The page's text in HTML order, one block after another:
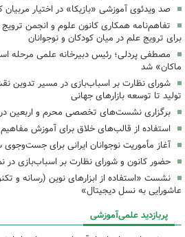
‌صد ویدئوی آموزشی «بازیکا» در اختیار مربیان
تفاهم‌نامه همکاری کانون علوم و انجمن
برای ترویج علم در میان کودکان و نوجوانان
مصطفی پردلی؛ رئیس دبیرخانه علمی مرحله
ماکان» شد
شورای نظارت بر اسباب‌بازی در مسیر تدوین
تولید تا توسعه بازارهای جهانی
برگزاری نشست‌های تخصصی محرم و اربعین در
استفاده از قالب‌های خلاق برای آموزش
آغاز مأموریت نوجوانان ایرانی برای
حضور کانون و شورای نظارت بر اسباب‌بازی در
نشست «استفاده از ابزارهای نوین (رسانه و
عاشورایی به نسل دیجیتال»
پربازدید علمی‌آموزشی